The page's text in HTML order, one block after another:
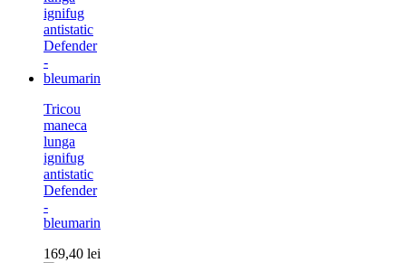
Tricou
maneca
lunga
ignifug
antistatic
Defender
-
bleumarin
169,40 lei